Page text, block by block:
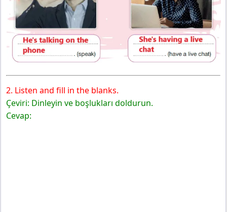
2. Listen and fill in the blanks.
Çeviri: Dinleyin ve boşlukları doldurun.
Cevap: